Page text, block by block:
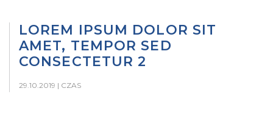
LOREM IPSUM DOLOR SIT
AMET, TEMPOR SED
CONSECTETUR 2
29.10.2019 | CZAS